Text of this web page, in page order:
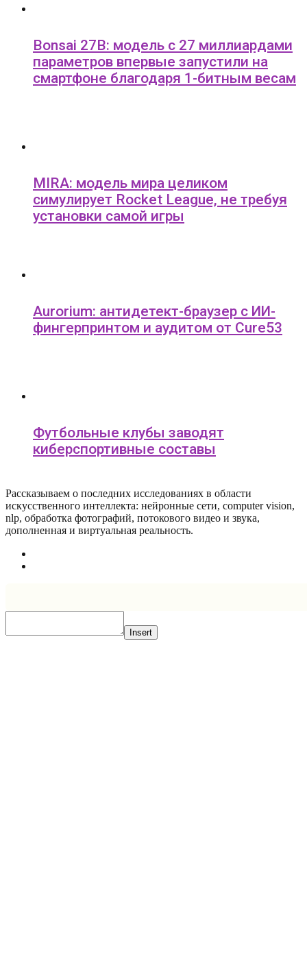
Bonsai 27B: модель с 27 миллиардами
параметров впервые запустили на
смартфоне благодаря 1-битным весам
MIRA: модель мира целиком
симулирует Rocket League, не требуя
установки самой игры
Aurorium: антидетект-браузер с ИИ-
фингерпринтом и аудитом от Cure53
Футбольные клубы заводят
киберспортивные составы
Рассказываем о последних исследованиях в области
искусcтвенного интеллекта: нейронные сети, computer vision,
nlp, обработка фотографий, потокового видео и звука,
дополненная и виртуальная реальность.
Insert